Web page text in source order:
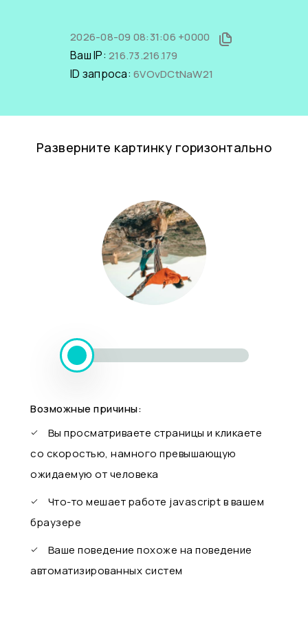
2026-08-09 08:31:06 +0000
Ваш IP: 216.73.216.179
ID запроса: 6VOvDCtNaW21
Разверните картинку горизонтально
Возможные причины:
Вы просматриваете страницы и кликаете
со скоростью, намного превышающую
ожидаемую от человека
Что-то мешает работе javascript в вашем
браузере
Ваше поведение похоже на поведение
автоматизированных систем